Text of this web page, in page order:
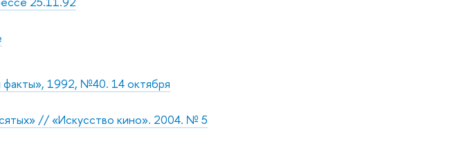
1992, №40. 14 октября
// «Искусство кино». 2004. № 5